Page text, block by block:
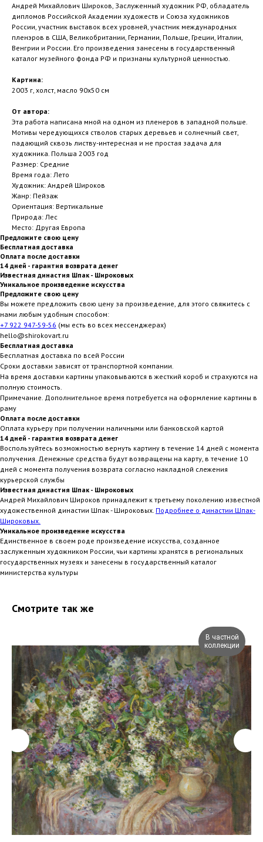
Андрей Михайлович Широков, Заслуженный художник РФ, обладатель
дипломов Российской Академии художеств и Союза художников
России, участник выставок всех уровней, участник международных
пленэров в США, Великобритании, Германии, Польше, Греции, Италии,
Венгрии и России. Его произведения занесены в государственный
каталог музейного фонда РФ и признаны культурной ценностью.
Картина:
2003 г, холст, масло 90х50 см
От автора:
Эта работа написана мной на одном из пленеров в западной польше.
Мотивы чередующихся стволов старых деревьев и солнечный свет,
падающий сквозь листву-интересная и не простая задача для
художника. Польша 2003 год
Размер: Средние
Время года: Лето
Художник: Андрей Широков
Жанр: Пейзаж
Ориентация: Вертикальные
Природа: Лес
Место: Другая Европа
Предложите свою цену
Бесплатная доставка
Оплата после доставки
14 дней - гарантия возврата денег
Известная династия Шпак - Широковых
Уникальное произведение искусства
Предложите свою цену
Вы можете предложить свою цену за произведение, для этого свяжитесь с
нами любым удобным способом:
+7 922 947-59-56 (мы есть во всех мессенджерах)
hello@shirokovart.ru
Бесплатная доставка
Бесплатная доставка по всей России
Сроки доставки зависят от транспортной компании.
На время доставки картины упаковываются в жесткий короб и страхуются на
полную стоимость.
Примечание. Дополнительное время потребуется на оформление картины в
раму
Оплата после доставки
Оплата курьеру при получении наличными или банковской картой
14 дней - гарантия возврата денег
Воспользуйтесь возможностью вернуть картину в течение 14 дней с момента
получения. Денежные средства будут возвращены на карту, в течение 10
дней с момента получения возврата согласно накладной слежения
курьерской службы
Известная династия Шпак - Широковых
Андрей Михайлович Широков принадлежит к третьему поколению известной
художественной династии Шпак - Широковых. Подробнее о династии Шпак-
Широковых.
Уникальное произведение искусства
Единственное в своем роде произведение искусства, созданное
заслуженным художником России, чьи картины хранятся в региональных
государственных музеях и занесены в государственный каталог
министерства культуры
Смотрите так же
В частной
коллекции